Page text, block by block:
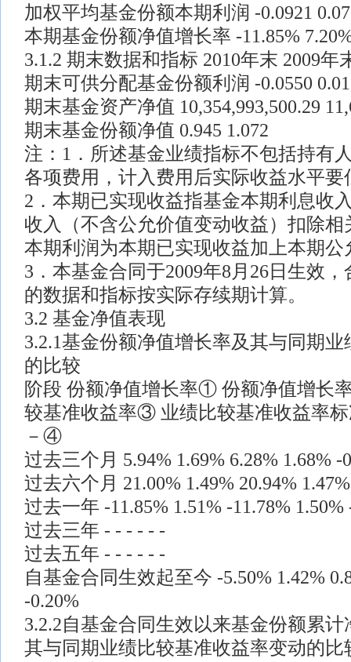
加权平均基金份额本期利润 -0.0921
本期基金份额净值增长率 -11.85%
3.1.2 期末数据和指标 2010年末 2009年
期末可供分配基金份额利润 -0.0550
期末基金资产净值 10,354,993,500.29
期末基金份额净值 0.945 1.072
注：1．所述基金业绩指标不包括持有
各项费用，计入费用后实际收益水平要
2．本期已实现收益指基金本期利息收
收入（不含公允价值变动收益）扣除相
本期利润为本期已实现收益加上本期公
3．本基金合同于2009年8月26日生效
的数据和指标按实际存续期计算。
3.2 基金净值表现
3.2.1基金份额净值增长率及其与同期
的比较
阶段 份额净值增长率① 份额净值增长
较基准收益率③ 业绩比较基准收益
－④
过去三个月 5.94% 1.69% 6.28% 1.68% -
过去六个月 21.00% 1.49% 20.94%
过去一年 -11.85% 1.51% -11.78% 1.50%
过去三年 - - - - - -
过去五年 - - - - - -
自基金合同生效起至今 -5.50% 1.42%
-0.20%
3.2.2自基金合同生效以来基金份额累
其与同期业绩比较基准收益率变动的比